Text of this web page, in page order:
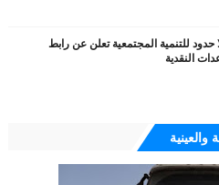
حدود للتنمية المجتمعية تعلن عن رابط
النقدية